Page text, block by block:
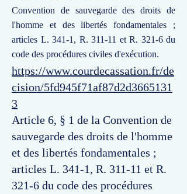
Convention de sauvegarde des droits de
l'homme et des libertés fondamentales ;
articles L. 341-1, R. 311-11 et R. 321-6 du
code des procédures civiles d'exécution.
https://www.courdecassation.fr/de
cision/5fd945f71af87d2d3665131
3
Article 6, § 1 de la Convention de
sauvegarde des droits de l'homme
et des libertés fondamentales ;
articles L. 341-1, R. 311-11 et R.
321-6 du code des procédures